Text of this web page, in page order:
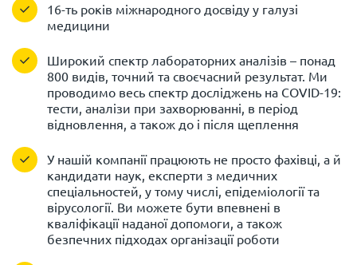
16-ть років міжнародного досвіду у галузі
медицини
Широкий спектр лабораторних аналізів – понад
800 видів, точний та своєчасний результат. Ми
проводимо весь спектр досліджень на COVID-19:
тести, аналізи при захворюванні, в період
відновлення, а також до і після щеплення
У нашій компанії працюють не просто фахівці, а й
кандидати наук, експерти з медичних
спеціальностей, у тому числі, епідеміології та
вірусології. Ви можете бути впевнені в
кваліфікації наданої допомоги, а також
безпечних підходах організації роботи